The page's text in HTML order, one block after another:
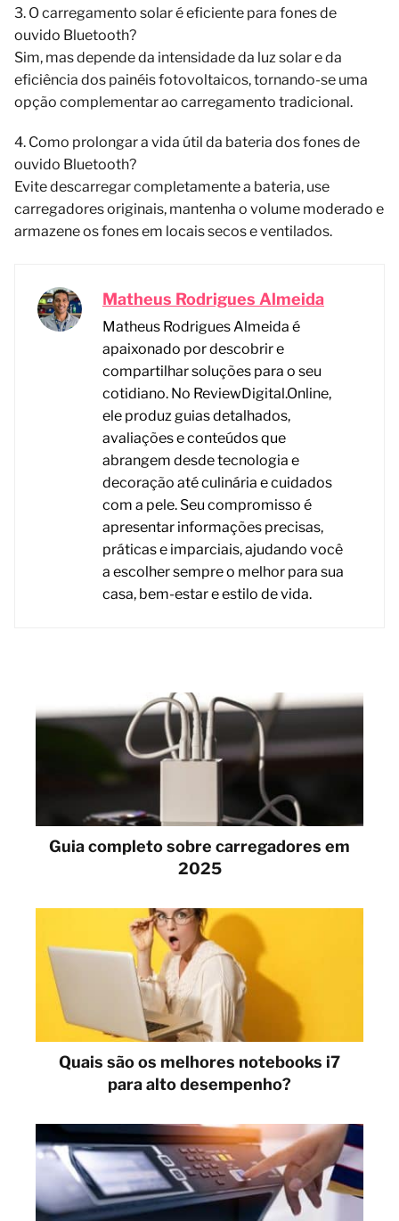
3. O carregamento solar é eficiente para fones de
ouvido Bluetooth?
Sim, mas depende da intensidade da luz solar e da
eficiência dos painéis fotovoltaicos, tornando-se uma
opção complementar ao carregamento tradicional.
4. Como prolongar a vida útil da bateria dos fones de
ouvido Bluetooth?
Evite descarregar completamente a bateria, use
carregadores originais, mantenha o volume moderado e
armazene os fones em locais secos e ventilados.
Matheus Rodrigues Almeida
Matheus Rodrigues Almeida é
apaixonado por descobrir e
compartilhar soluções para o seu
cotidiano. No ReviewDigital.Online,
ele produz guias detalhados,
avaliações e conteúdos que
abrangem desde tecnologia e
decoração até culinária e cuidados
com a pele. Seu compromisso é
apresentar informações precisas,
práticas e imparciais, ajudando você
a escolher sempre o melhor para sua
casa, bem-estar e estilo de vida.
Guia completo sobre carregadores em
2025
Quais são os melhores notebooks i7
para alto desempenho?